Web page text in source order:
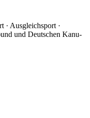
· Ausgleichsport ·
und Deutschen Kanu-